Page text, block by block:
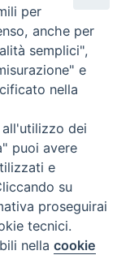
riservati - Vita
Torna
Preferenze Cookie
per
anche per
semplici",
e
nella
dei
puoi avere
e
su
proseguirai
tecnici.
nellacookie